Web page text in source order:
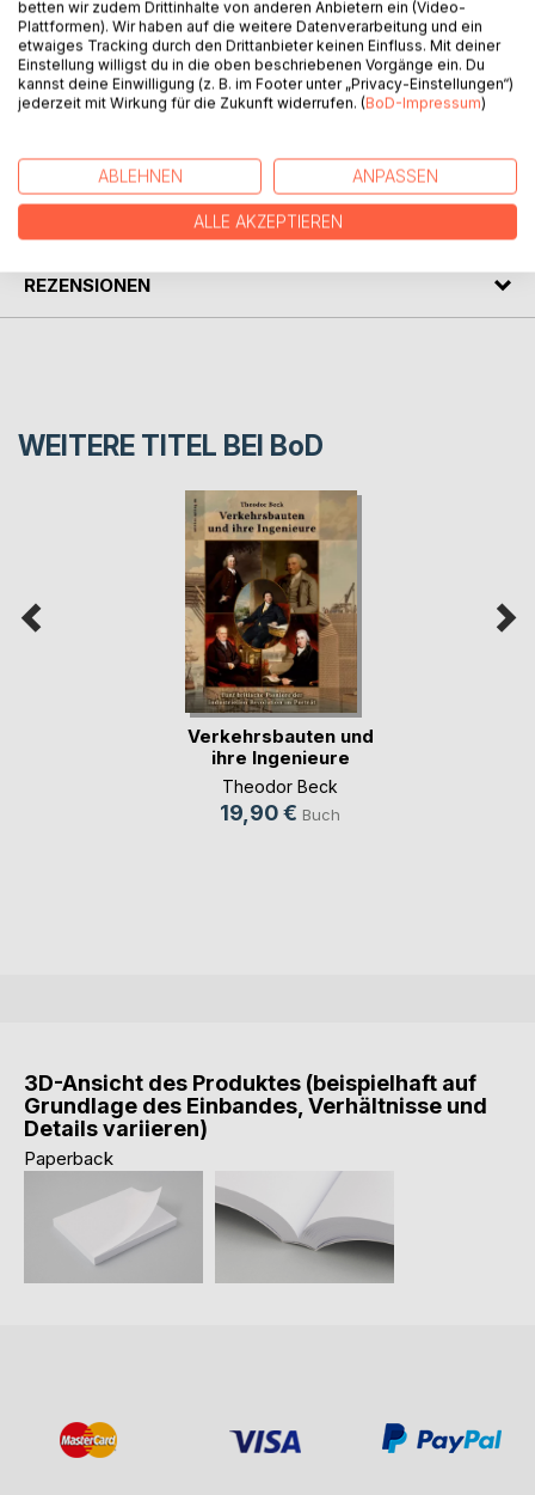
Werkzeuge und Produkte werden wieder lebendig.
Zahlreiche historische Holzschnitte und Kupferstiche
zeigen die Werkstätten und Arbeitsweisen der
vergangenen Zeit.
AUTOR/IN
REZENSIONEN
WEITERE TITEL BEI BoD
Verkehrsbauten und
ihre Ingenieure
Theodor Beck
19,90 € Buch
3D-Ansicht des Produktes (beispielhaft auf
Grundlage des Einbandes, Verhältnisse und
Details variieren)
Paperback
betten wir zudem Drittinhalte von anderen Anbietern ein (Video-
Plattformen). Wir haben auf die weitere Datenverarbeitung und ein
etwaiges Tracking durch den Drittanbieter keinen Einfluss. Mit deiner
Einstellung willigst du in die oben beschriebenen Vorgänge ein. Du
kannst deine Einwilligung (z. B. im Footer unter „Privacy-Einstellungen“)
jederzeit mit Wirkung für die Zukunft widerrufen. (BoD-Impressum)
ABLEHNEN ANPASSEN
ALLE AKZEPTIEREN